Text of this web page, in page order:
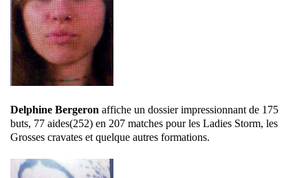
Delphine Bergeron affiche un dossier impressionnant de 175
buts, 77 aides(252) en 207 matches pour les Ladies Storm, les
Grosses cravates et quelque autres formations.